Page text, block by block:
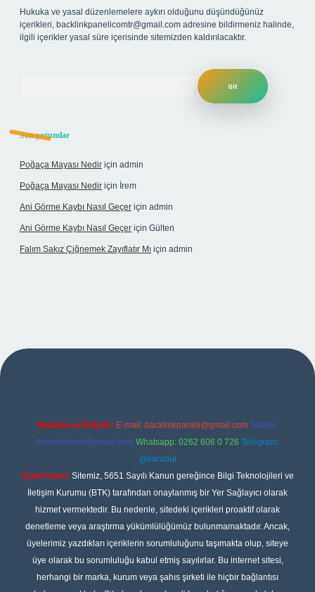
Hukuka ve yasal düzenlemelere aykırı olduğunu düşündüğünüz
içerikleri, backlinkpanelicomtr@gmail.com adresine bildirmeniz halinde,
ilgili içerikler yasal süre içerisinde sitemizden kaldırılacaktır.
Son yorumlar
Poğaça Mayası Nedir için admin
Poğaça Mayası Nedir için İrem
Ani Görme Kaybı Nasıl Geçer için admin
Ani Görme Kaybı Nasıl Geçer için Gülten
Falım Sakız Çiğnemek Zayıflatır Mı için admin
Reklam ve İletişim: E-mail: backlinkpaneli@gmail.com Teams:
forumhizmeti@gmail.com Whatsapp: 0262 606 0 726 Telegram:
@karabul
Yasal Uyarı: Sitemiz, 5651 Sayılı Kanun gereğince Bilgi Teknolojileri ve
İletişim Kurumu (BTK) tarafından onaylanmış bir Yer Sağlayıcı olarak
hizmet vermektedir. Bu nedenle, sitedeki içerikleri proaktif olarak
denetleme veya araştırma yükümlülüğümüz bulunmamaktadır. Ancak,
üyelerimiz yazdıkları içeriklerin sorumluluğunu taşımakta olup, siteye
üye olarak bu sorumluluğu kabul etmiş sayılırlar. Bu internet sitesi,
herhangi bir marka, kurum veya şahıs şirketi ile hiçbir bağlantısı